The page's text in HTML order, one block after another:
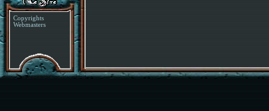
Copyrights
Webmasters